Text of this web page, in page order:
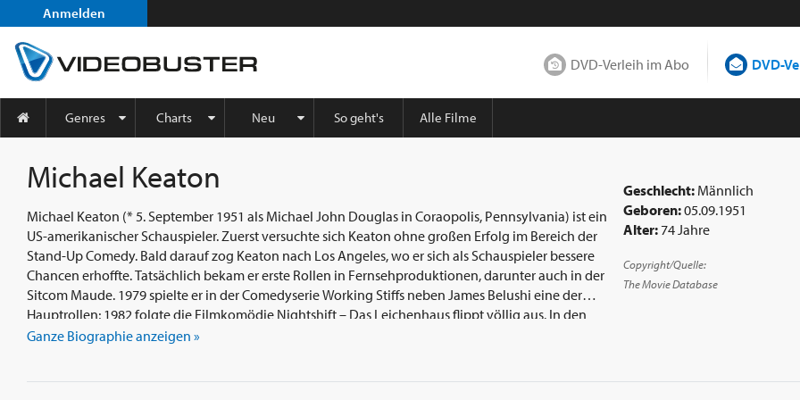
Anmelden
DVD-Verleih im Abo DVD-
Genres Charts Neu So geht's Alle Filme
Michael Keaton
Michael Keaton (* 5. September 1951 als Michael John Douglas in Coraopolis, Pennsylvania) ist ein
US-amerikanischer Schauspieler. Zuerst versuchte sich Keaton ohne großen Erfolg im Bereich der
Stand-Up Comedy. Bald darauf zog Keaton nach Los Angeles, wo er sich als Schauspieler bessere
Chancen erhoffte. Tatsächlich bekam er erste Rollen in Fernsehproduktionen, darunter auch in der
Sitcom Maude. 1979 spielte er in der Comedyserie Working Stiffs neben James Belushi eine der
Hauptrollen; 1982 folgte die Filmkomödie Nightshift – Das Leichenhaus flippt völlig aus. In den
folgenden Jahren war der komödiantisch talentierte Keaton in weiteren Filmkomödien zu sehen.
Ganze Biographie anzeigen »
Geschlecht: Männlich
Geboren:05.09.1951
Alter: 74 Jahre
Copyright/Quelle:
The Movie Database